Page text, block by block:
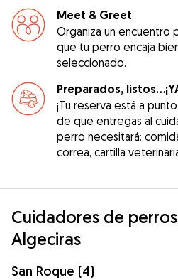
Meet & Greet
Organiza un encuentro
que tu perro encaja
seleccionado.
Preparados,
¡Tu reserva está a
de que entregas al
perro necesitará:
correa, cartilla
Cuidadores de
Algeciras
San Roque (4)